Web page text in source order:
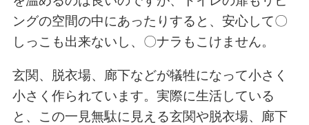
ングの空間の中にあったりすると、安心して〇
しっこも出来ないし、〇ナラもこけません。
玄関、脱衣場、廊下などが犠牲になって小さく
小さく作られています。実際に生活している
と、この一見無駄に見える玄関や脱衣場、廊下